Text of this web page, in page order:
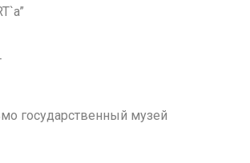
государственный музей